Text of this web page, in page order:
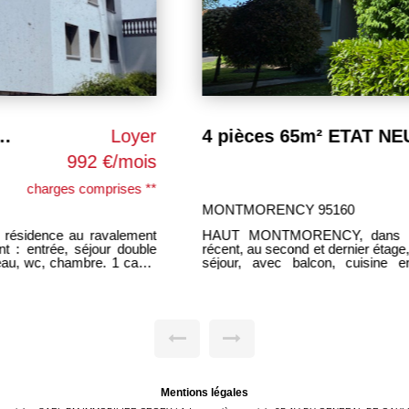
Loyer
1 180 €/mois
charges comprises **
au ravalement
comprenant : entrée, double
2 chambres avec
EAUBONNE 95600
EAUBONNE à 10 min à
neuf, appartement 3 pièces
avec balcon (coin nuit
Mentions légales